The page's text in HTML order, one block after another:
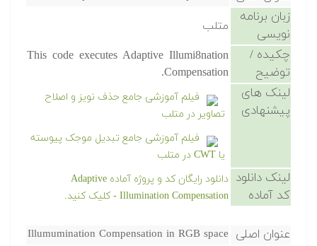
زبان برنامه
نویسی
متلب
چکیده /
توضیح
This code executes Adaptive Illumi8nation
Compensation.
لینک های
پیشنهادی
فیلم آموزشی جامع حذف نویز و اصلاح
تصاویر در متلب
فیلم آموزشی جامع تبدیل موجک پیوسته
یا CWT در متلب
لینک دانلود
کد آماده
دانلود رایگان کد و پروژه آماده Adaptive
Illumination Compensation - کلیک کنید.
عنوان اصلی Illumumination Compensation in RGB space